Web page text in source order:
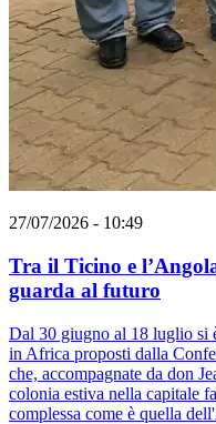
27/07/2026 - 10:49
Tra il Ticino e
guarda al futuro
Dal 30 giugno al 18 luglio si
in Africa proposti dalla
che, accompagnate da don
colonia estiva nella capitale
complessa come è quella